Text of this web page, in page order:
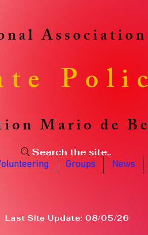
Mario de
Search the site..
Last Site Update: 08/05/26
Groups News